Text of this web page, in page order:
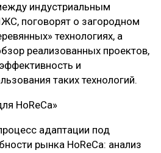
индустриальным
поговорят о загородном
технологиях, а
реализованных проектов,
и
таких технологий.
HoReCa»
адаптации под
рынка HoReCa: анализ